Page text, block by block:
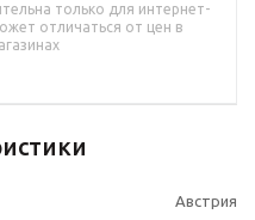
только для интернет-
отличаться от цен в
Австрия